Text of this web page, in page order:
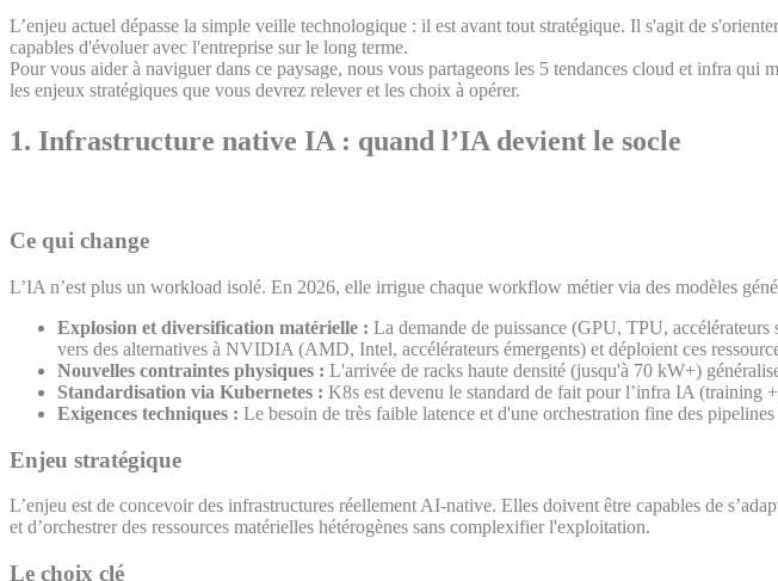
L’enjeu actuel dépasse la simple veille technologique : il est avant tout stratégique. Il s'agit de
capables d'évoluer avec l'entreprise sur le long terme.
Pour vous aider à naviguer dans ce paysage, nous vous partageons les 5 tendances cloud et infra
les enjeux stratégiques que vous devrez relever et les choix à opérer.
1. Infrastructure native IA : quand l’IA devient le socle
Ce qui change
L’IA n’est plus un workload isolé. En 2026, elle irrigue chaque workflow métier via des modèles
Explosion et diversification matérielle : La demande de puissance (GPU, TPU,
vers des alternatives à NVIDIA (AMD, Intel, accélérateurs émergents) et déploient ces
Nouvelles contraintes physiques : L'arrivée de racks haute densité (jusqu'à 70 kW+)
Standardisation via Kubernetes : K8s est devenu le standard de fait pour l’infra IA (training
Exigences techniques : Le besoin de très faible latence et d'une orchestration fine des
Enjeu stratégique
L’enjeu est de concevoir des infrastructures réellement AI-native. Elles doivent être capables de
et d’orchestrer des ressources matérielles hétérogènes sans complexifier l'exploitation.
Le choix clé